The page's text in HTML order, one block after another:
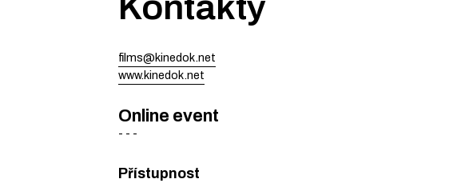
films@kinedok.net
www.kinedok.net
Online event
- - -
Přístupnost